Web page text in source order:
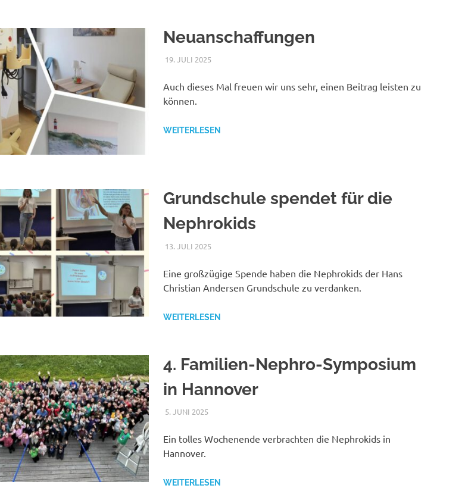
Neuanschaffungen
19. JULI 2025NICOLE.BETH
ALLGEMEIN
Auch dieses Mal freuen wir uns sehr, einen Beitrag leisten zu
können.
WEITERLESEN
Grundschule spendet für die
Nephrokids
13. JULI 2025NICOLE.BETH
ALLGEMEIN
Eine großzügige Spende haben die Nephrokids der Hans
Christian Andersen Grundschule zu verdanken.
WEITERLESEN
4. Familien-Nephro-Symposium
in Hannover
5. JUNI 2025NICOLE.BETH
ALLGEMEIN
Ein tolles Wochenende verbrachten die Nephrokids in
Hannover.
WEITERLESEN